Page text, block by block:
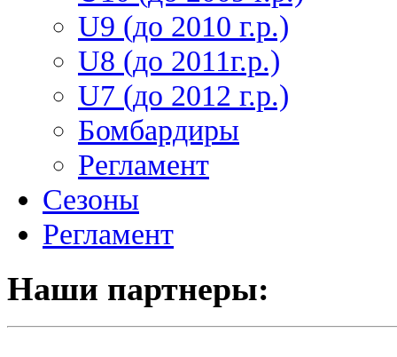
U9 (до 2010 г.р.)
U8 (до 2011г.р.)
U7 (до 2012 г.р.)
Бомбардиры
Регламент
Сезоны
Регламент
Наши партнеры: